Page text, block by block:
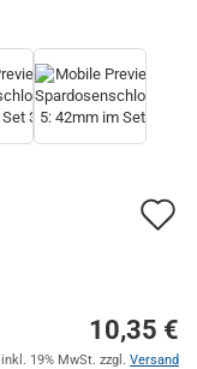
10,35 €
inkl. 19% MwSt. zzgl. Versand